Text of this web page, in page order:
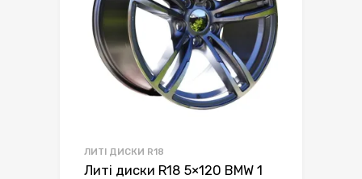
ЛИТІ ДИСКИ R18
Литі диски R18 5×120 BMW 1